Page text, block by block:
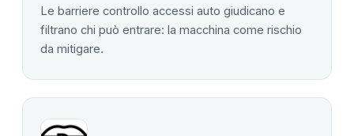
Le barriere controllo accessi auto giudicano e
filtrano chi può entrare: la macchina come rischio
da mitigare.